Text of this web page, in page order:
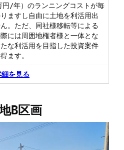
/年）のランニングコストが毎
ますし自由に土地を利活用出
。ただ、同社様移転等による
には周囲地権者様と一体とな
な利活用を目指した投資案件
ます。
細を見る
B区画